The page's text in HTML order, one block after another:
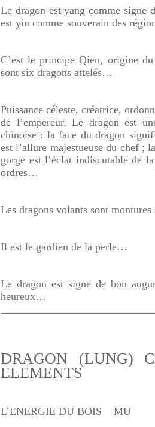
Le dragon est yang comme signe
est yin comme souverain des
C’est le principe Qien, origine
sont six dragons attelés…
Puissance céleste, créatrice,
de l’empereur. Le dragon est
chinoise : la face du dragon
est l’allure majestueuse du chef ;
gorge est l’éclat indiscutable de
ordres…
Les dragons volants sont
Il est le gardien de la perle…
Le dragon est signe de bon
heureux…
DRAGON (LUNG)
ELEMENTS
L’ENERGIE DU BOIS MU